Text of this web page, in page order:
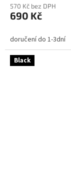
570 Kč bez DPH
690 Kč
doručení do 1-3dní
Black